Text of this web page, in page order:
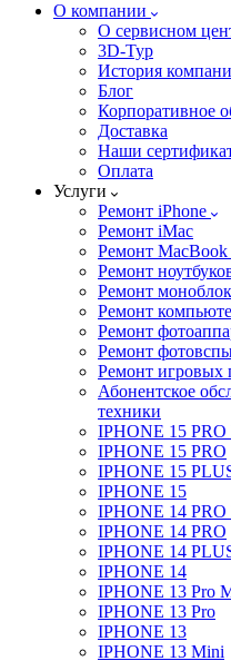
О компании
О сервисном
3D-Тур
История
Блог
Корпоративное
Доставка
Наши
Оплата
Услуги
Ремонт iPhone
Ремонт iMac
Ремонт MacBook
Ремонт
Ремонт
Ремонт
Ремонт
Ремонт
Ремонт игровых
Абонентское
техники
IPHONE 15
IPHONE 15 PRO
IPHONE 15
IPHONE 15
IPHONE 14
IPHONE 14 PRO
IPHONE 14
IPHONE 14
IPHONE 13 Pro
IPHONE 13 Pro
IPHONE 13
IPHONE 13 Mini